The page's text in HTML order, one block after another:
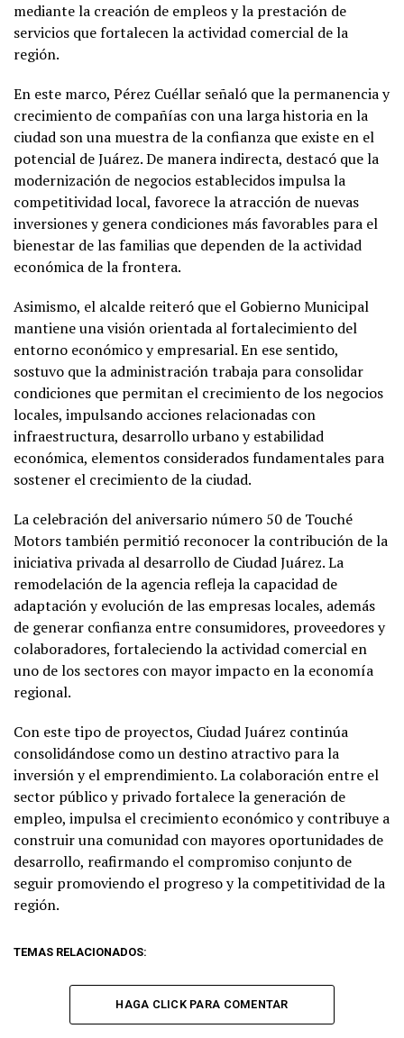
mediante la creación de empleos y la prestación de
servicios que fortalecen la actividad comercial de la
región.
En este marco, Pérez Cuéllar señaló que la permanencia y
crecimiento de compañías con una larga historia en la
ciudad son una muestra de la confianza que existe en el
potencial de Juárez. De manera indirecta, destacó que la
modernización de negocios establecidos impulsa la
competitividad local, favorece la atracción de nuevas
inversiones y genera condiciones más favorables para el
bienestar de las familias que dependen de la actividad
económica de la frontera.
Asimismo, el alcalde reiteró que el Gobierno Municipal
mantiene una visión orientada al fortalecimiento del
entorno económico y empresarial. En ese sentido,
sostuvo que la administración trabaja para consolidar
condiciones que permitan el crecimiento de los negocios
locales, impulsando acciones relacionadas con
infraestructura, desarrollo urbano y estabilidad
económica, elementos considerados fundamentales para
sostener el crecimiento de la ciudad.
La celebración del aniversario número 50 de Touché
Motors también permitió reconocer la contribución de la
iniciativa privada al desarrollo de Ciudad Juárez. La
remodelación de la agencia refleja la capacidad de
adaptación y evolución de las empresas locales, además
de generar confianza entre consumidores, proveedores y
colaboradores, fortaleciendo la actividad comercial en
uno de los sectores con mayor impacto en la economía
regional.
Con este tipo de proyectos, Ciudad Juárez continúa
consolidándose como un destino atractivo para la
inversión y el emprendimiento. La colaboración entre el
sector público y privado fortalece la generación de
empleo, impulsa el crecimiento económico y contribuye a
construir una comunidad con mayores oportunidades de
desarrollo, reafirmando el compromiso conjunto de
seguir promoviendo el progreso y la competitividad de la
región.
TEMAS RELACIONADOS:
HAGA CLICK PARA COMENTAR